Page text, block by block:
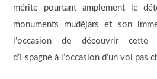
mérite pourtant amplement le
monuments mudéjars et son
l’occasion de découvrir cette
d’Espagne à l’occasion d’un vol pas